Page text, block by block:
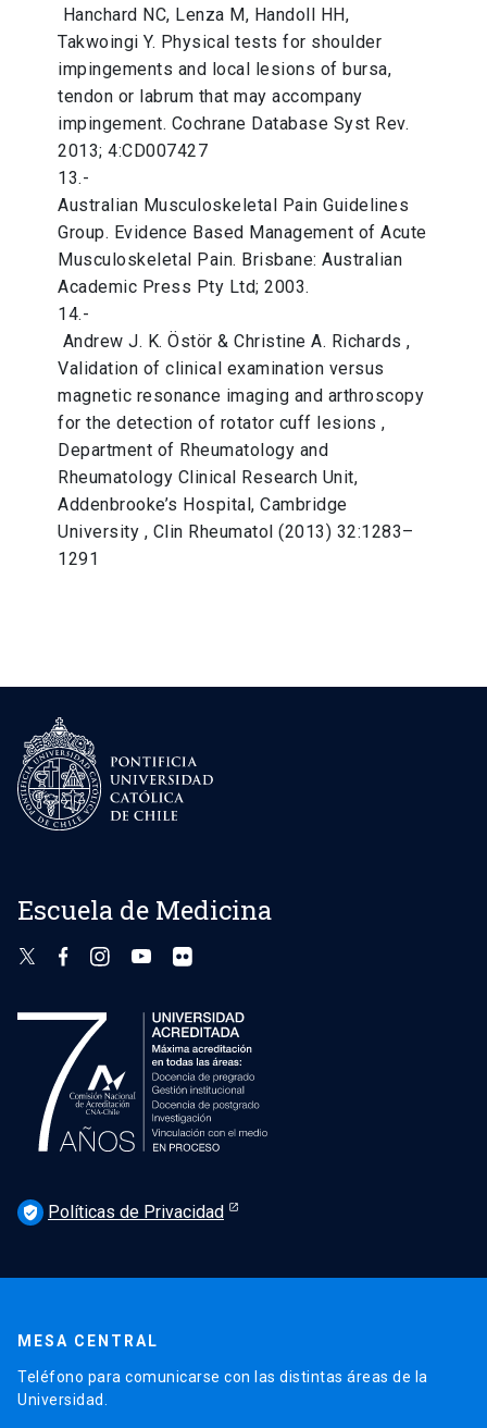
Hanchard NC, Lenza M, Handoll HH,
Takwoingi Y. Physical tests for shoulder
impingements and local lesions of bursa,
tendon or labrum that may accompany
impingement. Cochrane Database Syst Rev.
2013; 4:CD007427
13.-
Australian Musculoskeletal Pain Guidelines
Group. Evidence Based Management of Acute
Musculoskeletal Pain. Brisbane: Australian
Academic Press Pty Ltd; 2003.
14.-
Andrew J. K. Östör & Christine A. Richards ,
Validation of clinical examination versus
magnetic resonance imaging and arthroscopy
for the detection of rotator cuff lesions ,
Department of Rheumatology and
Rheumatology Clinical Research Unit,
Addenbrooke’s Hospital, Cambridge
University , Clin Rheumatol (2013) 32:1283–
1291
Escuela de Medicina
verified_user Políticas de Privacidad
MESA CENTRAL
Teléfono para comunicarse con las distintas áreas de la
Universidad.